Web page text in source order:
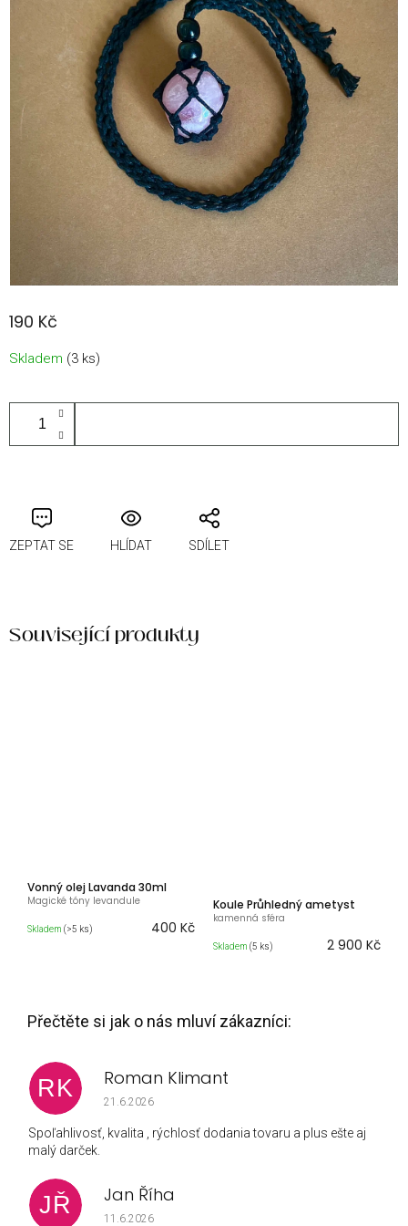
190 Kč
cena:
Skladem (3 ks)
ZEPTAT SE HLÍDAT SDÍLET
Související produkty
Vonný olej Lavanda 30ml
Magické tóny levandule
Skladem (>5 ks) 400 Kč
Koule Průhledný ametyst
kamenná sféra
Skladem (5 ks) 2 900 Kč
RK Roman Klimant
Hodnocení obchodu je 5 z 5 hvězdiček.
21.6.2026
Spoľahlivosť, kvalita , rýchlosť dodania tovaru a plus ešte aj
malý darček.
JŘ Jan Říha
Hodnocení obchodu je 5 z 5 hvězdiček.
11.6.2026